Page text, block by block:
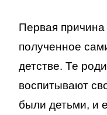
Первая
полученное
детстве. Те
воспитывают
были детьми, и